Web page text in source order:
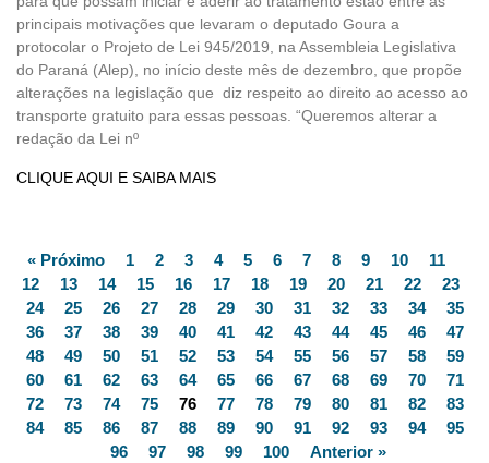
principais motivações que levaram o deputado Goura a
protocolar o Projeto de Lei 945/2019, na Assembleia Legislativa
do Paraná (Alep), no início deste mês de dezembro, que propõe
alterações na legislação que diz respeito ao direito ao acesso ao
transporte gratuito para essas pessoas. “Queremos alterar a
redação da Lei nº
CLIQUE AQUI E SAIBA MAIS
« Próximo 1 2 3 4 5 6 7 8 9 10
11
12
13 14 15 16 17 18 19 20 21 22
23
24
25 26 27 28 29 30 31 32 33 34
35
36
37 38 39 40 41 42 43 44 45 46
47
48
49 50 51 52 53 54 55 56 57 58
59
60
61 62 63 64 65 66 67 68 69 70
71
72
73 74 75 76 77 78 79 80 81 82
83
84
85 86 87 88 89 90 91 92 93 94
95
96
97 98 99 100 Anterior »